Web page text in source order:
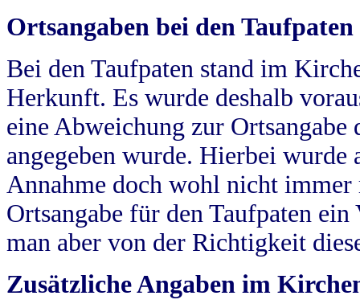
Ortsangaben bei den Taufpaten
Bei den Taufpaten stand im
Herkunft. Es wurde deshalb
eine Abweichung zur
angegeben wurde. Hierbei wurde
Annahme doch wohl nicht
Ortsangabe für den Taufpaten
man aber von der Richtigkeit
Zusätzliche Angaben im